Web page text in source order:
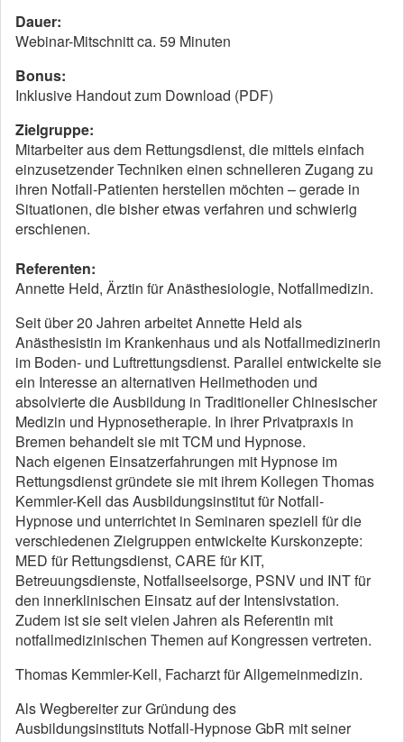
Dauer:
Webinar-Mitschnitt ca. 59 Minuten
Bonus:
Inklusive Handout zum Download (PDF)
Zielgruppe:
Mitarbeiter aus dem Rettungsdienst, die mittels einfach
einzusetzender Techniken einen schnelleren Zugang zu
ihren Notfall-Patienten herstellen möchten – gerade in
Situationen, die bisher etwas verfahren und schwierig
erschienen.
Referenten:
Annette Held, Ärztin für Anästhesiologie, Notfallmedizin.
Seit über 20 Jahren arbeitet Annette Held als
Anästhesistin im Krankenhaus und als Notfallmedizinerin
im Boden- und Luftrettungsdienst. Parallel entwickelte sie
ein Interesse an alternativen Heilmethoden und
absolvierte die Ausbildung in Traditioneller Chinesischer
Medizin und Hypnosetherapie. In ihrer Privatpraxis in
Bremen behandelt sie mit TCM und Hypnose.
Nach eigenen Einsatzerfahrungen mit Hypnose im
Rettungsdienst gründete sie mit ihrem Kollegen Thomas
Kemmler-Kell das Ausbildungsinstitut für Notfall-
Hypnose und unterrichtet in Seminaren speziell für die
verschiedenen Zielgruppen entwickelte Kurskonzepte:
MED für Rettungsdienst, CARE für KIT,
Betreuungsdienste, Notfallseelsorge, PSNV und INT für
den innerklinischen Einsatz auf der Intensivstation.
Zudem ist sie seit vielen Jahren als Referentin mit
notfallmedizinischen Themen auf Kongressen vertreten.
Thomas Kemmler-Kell, Facharzt für Allgemeinmedizin.
Als Wegbereiter zur Gründung des
Ausbildungsinstituts Notfall-Hypnose GbR mit seiner